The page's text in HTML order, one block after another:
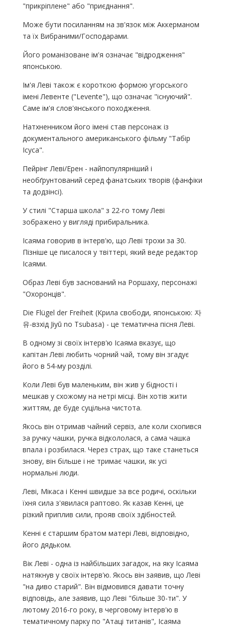
"прикріплене" або "приєднання".
Може бути посиланням на зв'язок між Аккерманом
та їх Вибраними/Господарами.
Його романізоване ім'я означає "відродження"
японською.
Ім'я Леві також є короткою формою угорського
імені Левенте ("Levente"), що означає "існуючий".
Саме ім'я слов'янського походження.
Натхненником його імені став персонаж із
документального американського фільму "Табір
Ісуса".
Пейрінг Леві/Ерен - найпопулярніший і
необґрунтований серед фанатських творів (фанфіки
та додзінсі).
У стилі "Старша школа" з 22-го тому Леві
зображено у вигляді прибиральника.
Ісаяма говорив в інтерв'ю, що Леві трохи за 30.
Пізніше це писалося у твіттері, який веде редактор
Ісаями.
Образ Леві був заснований на Роршаху, персонажі
"Охоронців".
Die Flügel der Freiheit (Крила свободи, японською: 자
유-взхід Jiyū no Tsubasa) - це тематична пісня Леві.
В одному зі своїх інтерв'ю Ісаяма вказує, що
капітан Леві любить чорний чай, тому він згадує
його в 54-му розділі.
Коли Леві був маленьким, він жив у бідності і
мешкав у схожому на нетрі місці. Він хотів жити
життям, де буде суцільна чистота.
Якось він отримав чайний сервіз, але коли схопився
за ручку чашки, ручка відкололася, а сама чашка
впала і розбилася. Через страх, що таке станеться
знову, він більше і не тримає чашки, як усі
нормальні люди.
Леві, Мікаса і Кенні швидше за все родичі, оскільки
їхня сила з'явилася раптово. Як казав Кенні, це
різкий приплив сили, прояв своїх здібностей.
Кенні є старшим братом матері Леві, відповідно,
його дядьком.
Вік Леві - одна із найбільших загадок, на яку Ісаяма
натякнув у своїх інтерв'ю. Якось він заявив, що Леві
"на диво старий". Він відмовився давати точну
відповідь, але заявив, що Леві "більше 30-ти". У
лютому 2016-го року, в черговому інтерв'ю в
тематичному парку по "Атаці титанів", Ісаяма